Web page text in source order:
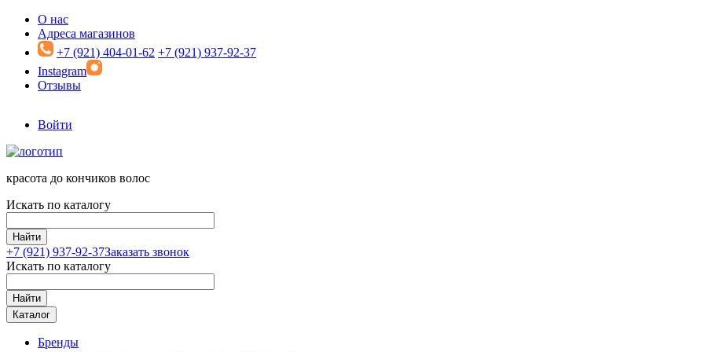
Перейти к основному содержанию
О нас
Адреса магазинов
+7 (921) 404-01-62 +7 (921) 937-92-37
Instagram
Отзывы
Войти
красота до кончиков волос
Искать по каталогу
Найти
+7 (921) 937-92-37Заказать звонок
Искать по каталогу
Найти
Каталог
Бренды